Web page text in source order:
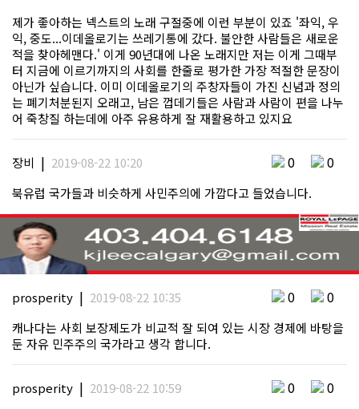
제가 좋아하는 넥스트의 노래 구절중에 이런 부분이 있죠 '좌익, 우
익, 중도...이데올로기는 쓰레기통에 갔다. 불안한 사람들은 새로운
적을 찾아헤맨다.' 이게 90년대에 나온 노래지만 저는 이게 그때부
터 지금에 이르기까지의 사회를 한줄로 평가한 가장 적절한 문장이
아닌가 싶습니다. 이미 이데올로기의 주창자들이 가진 신념과 정의
는 폐기처분된지 오래고, 남은 껍데기들은 사람과 사람이 편을 나누
어 죽창질 하는데에 아주 유용하게 잘 재활용하고 있지요
장비 | 2019-08-22 10:20 0 0
북유럽 국가들과 비슷하게 사민주의에 가깝다고 들었습니다.
prosperity | 2019-08-22 10:35 0 0
캐나다는 사회 보장제도가 비교적 잘 되여 있는 시장 경제에 바탕을
둔 자유 민주주의 국가라고 생각 합니다.
prosperity | 2019-08-22 10:59 0 0